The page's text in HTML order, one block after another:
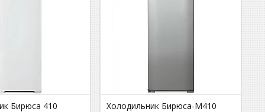
Бирюса 410 Холодильник Бирюса-М410